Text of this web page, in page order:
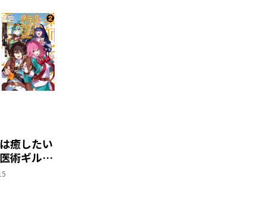
ザやイラスト、背景画や色塗
おります。
癒したい
術ギルド
ポーショ